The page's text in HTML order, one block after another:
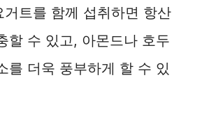
거트를 함께 섭취하면 항산
할 수 있고, 아몬드나 호두
를 더욱 풍부하게 할 수 있